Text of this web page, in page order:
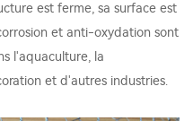
est ferme, sa surface est
et anti-oxydation sont
l'aquaculture, la
et d'autres industries.